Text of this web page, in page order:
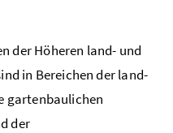
der Höheren land- und
in Bereichen der land-
gartenbaulichen
der